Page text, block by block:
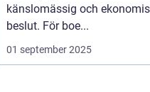
känslomässig och
beslut. För boe...
01 september 2025